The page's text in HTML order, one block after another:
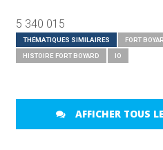
5 340 015
THÉMATIQUES SIMILAIRES FORT
HISTOIRE FORT BOYARD IO
AFFICHER TOUS